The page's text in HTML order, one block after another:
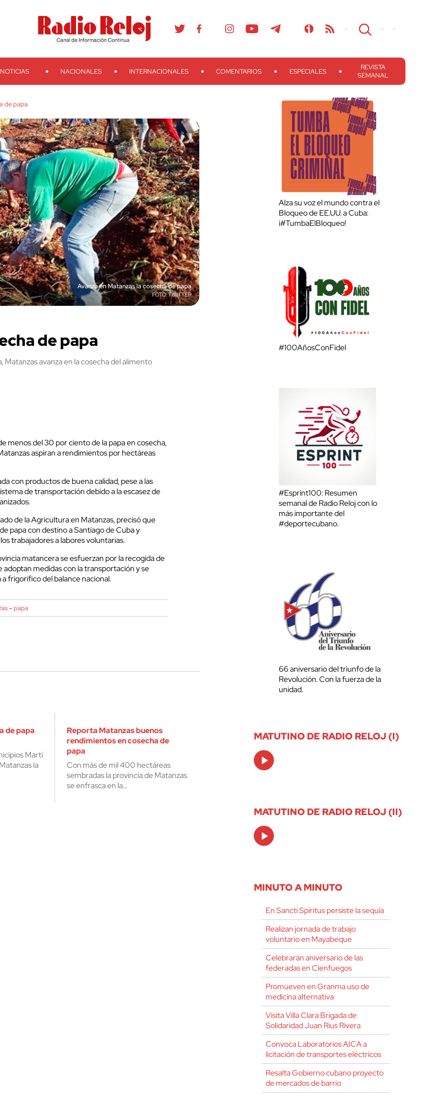
TelegramTeveo Ivoox RSS Search
NOTICIAS NACIONALES INTERNACIONALES COMENTARIOS ESPECIALES
REVISTA
SEMANAL
de papa
Avanza en Matanzas la cosecha de papa
TWITTER
de papa
avanza en la cosecha del alimento
menos del 30 por ciento de la papa en cosecha,
aspiran a rendimientos por hectáreas
con productos de buena calidad, pese a las
de transportación debido a la escasez de
de la Agricultura en Matanzas, precisó que
papa con destino a Santiago de Cuba y
trabajadores a labores voluntarias.
matancera se esfuerzan por la recogida de
adoptan medidas con la transportación y se
frigorífico del balance nacional.
-papa
de papa
Martí
la
Reporta Matanzas buenos
rendimientos en cosecha de
papa
Con más de mil 400 hectáreas
sembradas la provincia de Matanzas
se enfrasca en la…
Alza su voz el mundo contra el
Bloqueo de EE.UU. a Cuba:
¡#TumbaElBloqueo!
#100AñosConFidel
#Esprint100: Resumen
semanal de Radio Reloj con lo
más importante del
#deportecubano.
66 aniversario del triunfo de la
Revolución. Con la fuerza de la
unidad.
MATUTINO DE RADIO RELOJ (I)
Audio
Player
MATUTINO DE RADIO RELOJ (II)
Audio
Player
MINUTO A MINUTO
En Sancti Spíritus persiste la sequía
Realizan jornada de trabajo
voluntario en Mayabeque
Celebrarán aniversario de las
federadas en Cienfuegos
Promueven en Granma uso de
medicina alternativa
Visita Villa Clara Brigada de
Solidaridad Juan Rius Rivera
Convoca Laboratorios AICA a
licitación de transportes eléctricos
Resalta Gobierno cubano proyecto
de mercados de barrio